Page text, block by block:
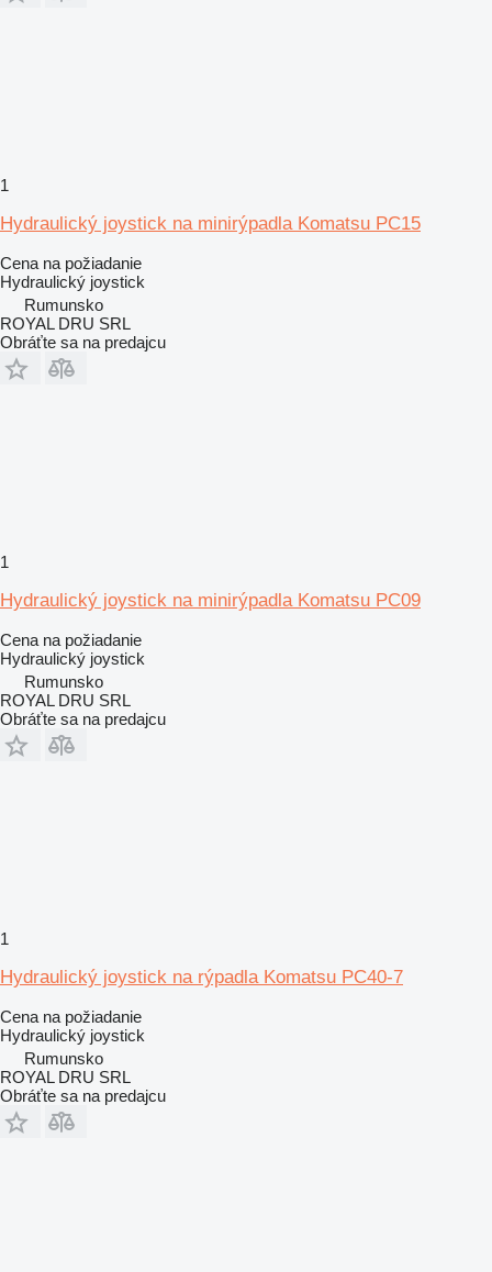
1
Hydraulický joystick na minirýpadla Komatsu PC15
Cena na požiadanie
Hydraulický joystick
Rumunsko
ROYAL DRU SRL
Obráťte sa na predajcu
1
Hydraulický joystick na minirýpadla Komatsu PC09
Cena na požiadanie
Hydraulický joystick
Rumunsko
ROYAL DRU SRL
Obráťte sa na predajcu
1
Hydraulický joystick na rýpadla Komatsu PC40-7
Cena na požiadanie
Hydraulický joystick
Rumunsko
ROYAL DRU SRL
Obráťte sa na predajcu